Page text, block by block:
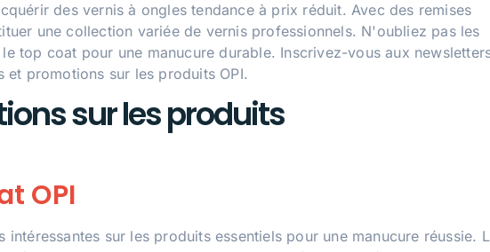
des vernis à ongles tendance à prix réduit. Avec des remises
une collection variée de vernis professionnels. N'oubliez pas les
top coat pour une manucure durable. Inscrivez-vous aux
promotions sur les produits OPI.
sur les produits
OPI
sur les produits essentiels pour une manucure réussie.